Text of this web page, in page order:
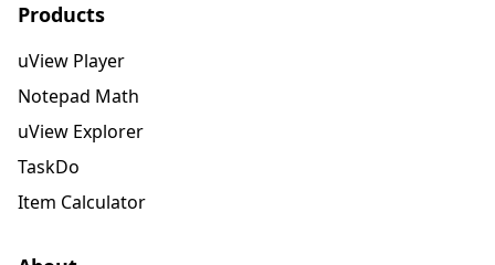
Products
uView Player
Notepad Math
uView Explorer
TaskDo
Item Calculator